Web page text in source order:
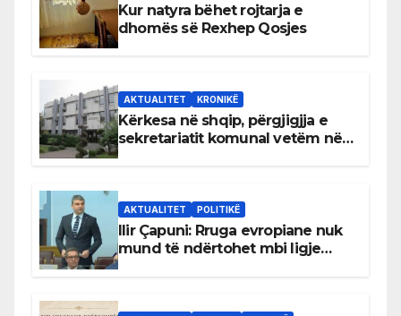
Kur natyra bëhet rojtarja e
dhomës së Rexhep Qosjes
AKTUALITET KRONIKË
Kërkesa në shqip, përgjigjja e
sekretariatit komunal vetëm në
AKTUALITET POLITIKË
Ilir Çapuni: Rruga evropiane nuk
mund të ndërtohet mbi ligje